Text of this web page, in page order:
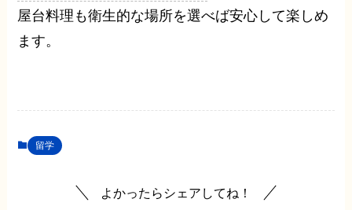
屋台料理も衛生的な場所を選べば安心して楽しめ
ます。
留学
よかったらシェアしてね！